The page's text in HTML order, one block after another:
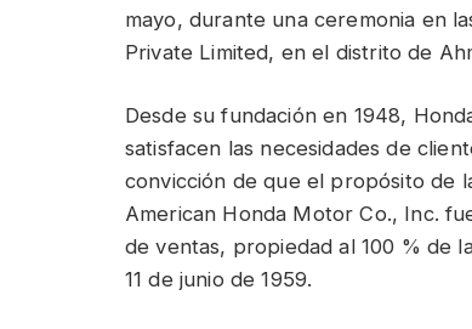
mayo, durante una ceremonia en
Private Limited, en el distrito de
Desde su fundación en 1948,
satisfacen las necesidades de
convicción de que el propósito de
American Honda Motor Co., Inc.
de ventas, propiedad al 100 % de
11 de junio de 1959.